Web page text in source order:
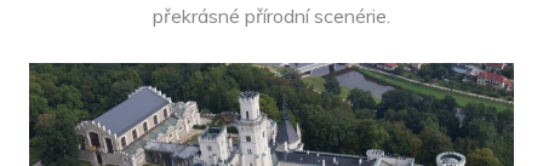
překrásné přírodní scenérie.